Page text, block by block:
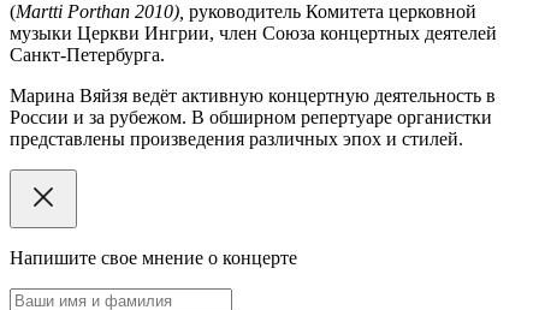
(Мartti Porthan 2010), руководитель Комитета церковной
музыки Церкви Ингрии, член Союза концертных деятелей
Санкт-Петербурга.
Марина Вяйзя ведёт активную концертную деятельность в
России и за рубежом. В обширном репертуаре органистки
представлены произведения различных эпох и стилей.
Напишите свое мнение о концерте